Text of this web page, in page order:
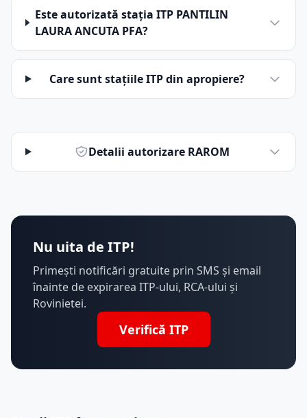
Este autorizată stația ITP PANTILIN
LAURA ANCUTA PFA?
Care sunt stațiile ITP din apropiere?
Detalii autorizare RAROM
Nu uita de ITP!
Primești notificări gratuite prin SMS și email
înainte de expirarea ITP-ului, RCA-ului și
Rovinietei.
Verifică ITP